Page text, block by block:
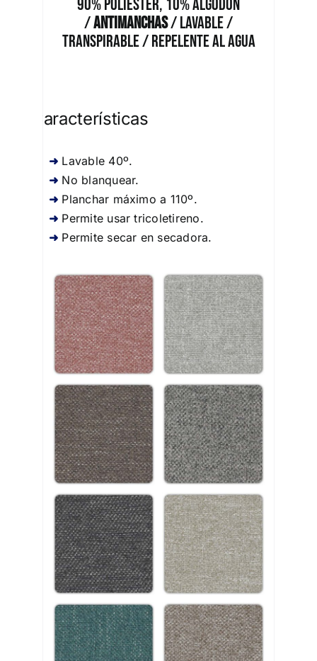
90% Poliéster, 10% Algodón
/Antimanchas/ Lavable /
Transpirable / Repelente al Agua
Características
Lavable 40º.
No blanquear.
Planchar máximo a 110º.
Permite usar tricoletireno.
Permite secar en secadora.